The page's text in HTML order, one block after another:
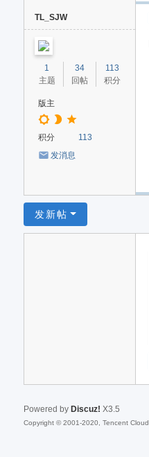
TL_SJW
1
主题
34
回帖
113
积分
版主
积分
113
发消息
发新帖
Powered by Discuz! X3.5
Copyright © 2001-2020, Tencent Cloud.